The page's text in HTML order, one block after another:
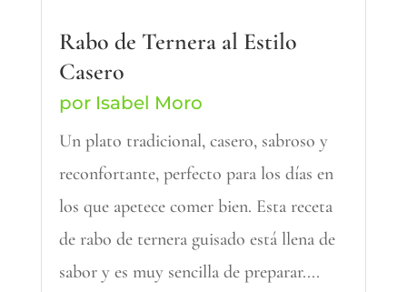
Rabo de Ternera al Estilo
Casero
por Isabel Moro
Un plato tradicional, casero, sabroso y
reconfortante, perfecto para los días en
los que apetece comer bien. Esta receta
de rabo de ternera guisado está llena de
sabor y es muy sencilla de preparar....